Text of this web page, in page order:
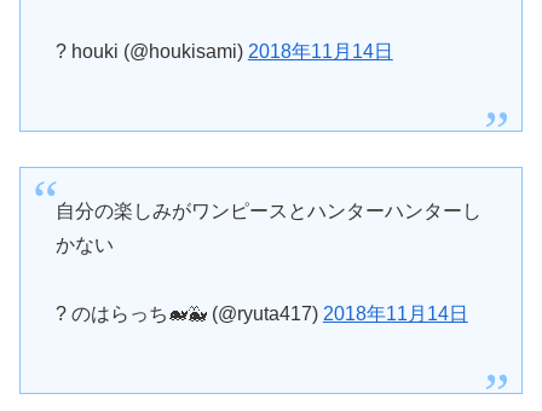
? houki (@houkisami) 2018年11月14日
自分の楽しみがワンピースとハンターハンターし
かない
? のはらっち🐋🐳 (@ryuta417) 2018年11月14日